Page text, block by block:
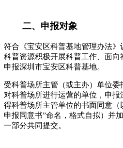
二、申报对象
符合《宝安区科普基地管理办法
科普资源积极开展科普工作、面
申报深圳市宝安区科普基地。
受科普场所主管（或主办）单位委
对科普场所进行运营的单位，申
得科普场所主管单位的书面同意（
申报同意书”命名，格式自拟）并
一部分共同提交。